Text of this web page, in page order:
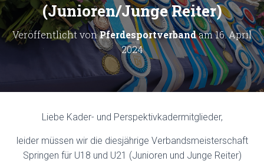
U
M
S
C
H
A
L
T
(Junioren/Junge Reiter)
Veröffentlicht vonPferdesportverbandam16. April
2024
Liebe Kader- und Perspektivkadermitglieder,
leider müssen wir die diesjährige Verbandsmeisterschaft
Springen für U18 und U21 (Junioren und Junge Reiter)